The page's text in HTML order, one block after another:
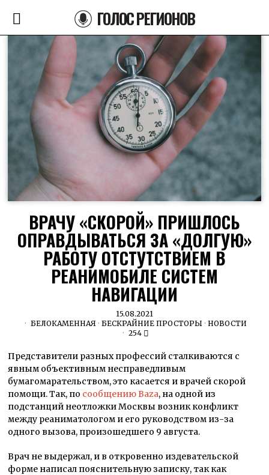
ГОЛОС РЕГИОНОВ
ВРАЧУ «СКОРОЙ» ПРИШЛОСЬ
ОПРАВДЫВАТЬСЯ ЗА «ДОЛГУЮ»
РАБОТУ ОТСТУТСТВИЕМ В
РЕАНИМОБИЛЕ СИСТЕМ
НАВИГАЦИИ
15.08.2021
БЕЛОКАМЕННАЯ · БЕСКРАЙНИЕ ПРОСТОРЫ · НОВОСТИ
254
Представители разных профессий сталкиваются с
явным объективным несправедливым
бумагомарательством, это касается и врачей скорой
помощи. Так, по сообщению Baza, на одной из
подстанций неотложки Москвы возник конфликт
между реаниматологом и его руководством из-за
одного вызова, произошедшего 9 августа.
Врач не выдержал, и в откровенно издевательской
форме написал пояснительную записку, так как